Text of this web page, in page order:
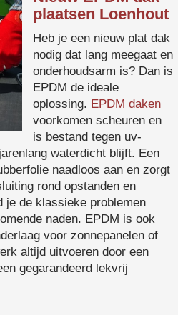
plaatsen Loenhout
Heb je een nieuw plat dak
nodig dat lang meegaat en
onderhoudsarm is? Dan is
EPDM de ideale
oplossing. EPDM daken
voorkomen scheuren en
is bestand tegen uv-
waterdicht blijft. Een
naadloos aan en zorgt
rond opstanden en
je de klassieke problemen
naden. EPDM is ook
voor zonnepanelen of
altijd uitvoeren door een
gegarandeerd lekvrij